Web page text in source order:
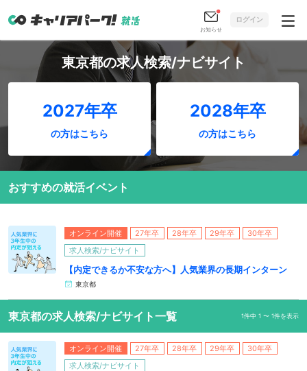
お知らせ
ログイン
東京都の求人検索/ナビサイト
2027年卒
の方はこちら
2028年卒
の方はこちら
おすすめの就活イベント
オンライン開催 27年卒 28年卒 29年卒
30年卒
求人検索/ナビサイト
【内定できるか不安な方へ】人気業界の長期インターン
東京都
東京都の求人検索/ナビサイト一覧 1件中 1 〜 1件を表示
オンライン開催 27年卒 28年卒 29年卒
30年卒
求人検索/ナビサイト